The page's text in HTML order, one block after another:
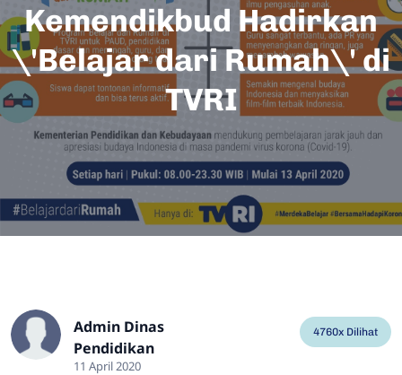
Kemendikbud Hadirkan
\'Belajar dari Rumah\' di
TVRI
Admin Dinas
Pendidikan
11 April 2020
4760x Dilihat